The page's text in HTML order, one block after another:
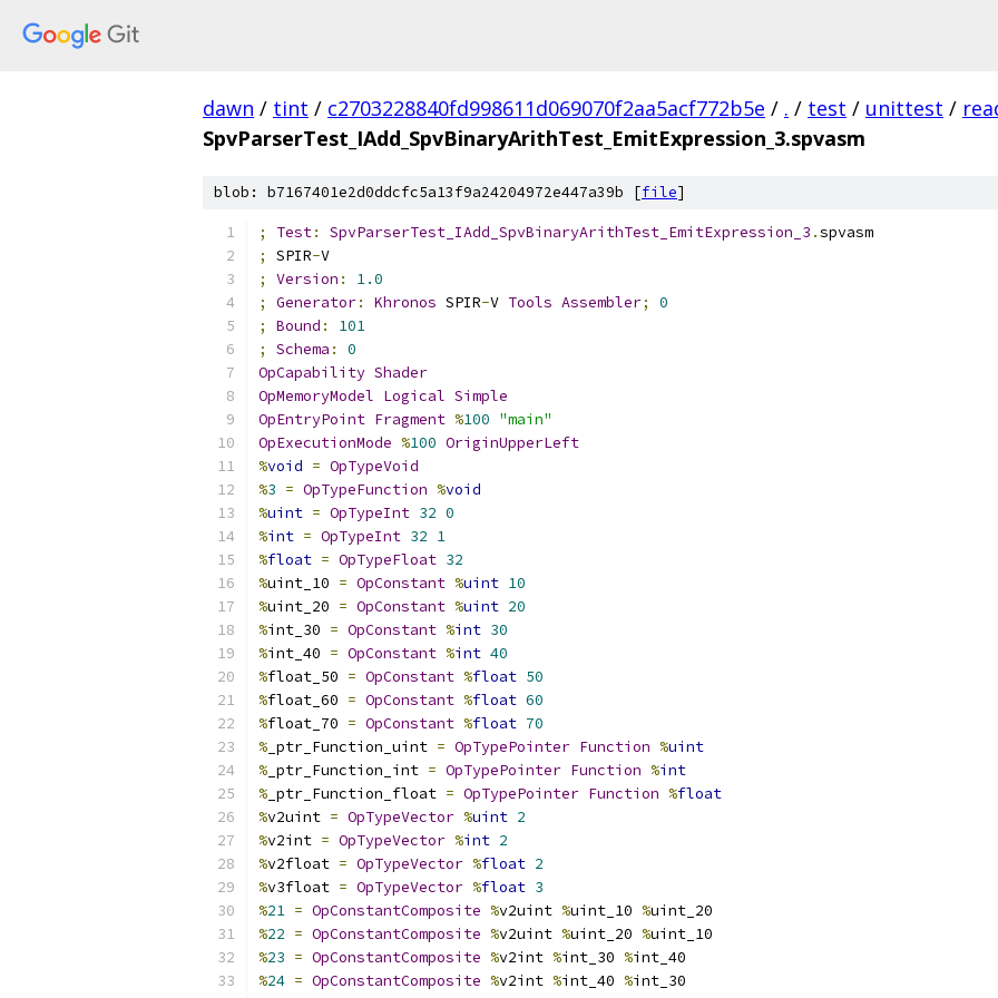
dawn / tint / c2703228840fd998611d069070f2aa5acf772b5e / . / test / unittest /
SpvParserTest_IAdd_SpvBinaryArithTest_EmitExpression_3.spvasm
blob: b7167401e2d0ddcfc5a13f9a24204972e447a39b [file]
; Test: SpvParserTest_IAdd_SpvBinaryArithTest_EmitExpression_3 .spvasm
;
SPIR-V
;
Version :
1.0
;
Generator: Khronos SPIR-V Tools Assembler;
0
;
Bound :
101
;
Schema :
0
OpCapability Shader
OpMemoryModel Logical Simple
OpEntryPoint Fragment %100 "main"
OpExecutionMode %100 OriginUpperLeft
%void = OpTypeVoid
%3 = OpTypeFunction %void
%uint = OpTypeInt 32 0
%int = OpTypeInt 32 1
%float = OpTypeFloat 32
%uint_10 = OpConstant %uint 10
%uint_20 = OpConstant %uint 20
%int_30 = OpConstant %int 30
%int_40 = OpConstant %int 40
%float_50 = OpConstant %float 50
%float_60 = OpConstant %float 60
%float_70 = OpConstant %float 70
% _ptr_Function_uint = OpTypePointer Function %uint
% _ptr_Function_int = OpTypePointer Function %int
% _ptr_Function_float = OpTypePointer Function %float
%v2uint = OpTypeVector %uint 2
%v2int = OpTypeVector %int 2
%v2float = OpTypeVector %float 2
%v3float = OpTypeVector %float 3
%21 = OpConstantComposite %v2uint %uint_10 %uint_20
%22 = OpConstantComposite %v2uint %uint_20 %uint_10
%23 = OpConstantComposite %v2int %int_30 %int_40
%24 = OpConstantComposite %v2int %int_40 %int_30